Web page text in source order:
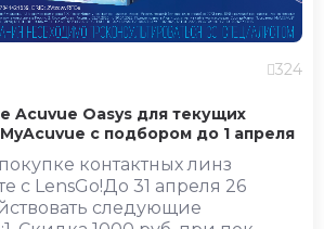
324
Acuvue Oasys для текущих
с подбором до 1 апреля
контактных линз
с LensGo!До 31 апреля 26
следующие